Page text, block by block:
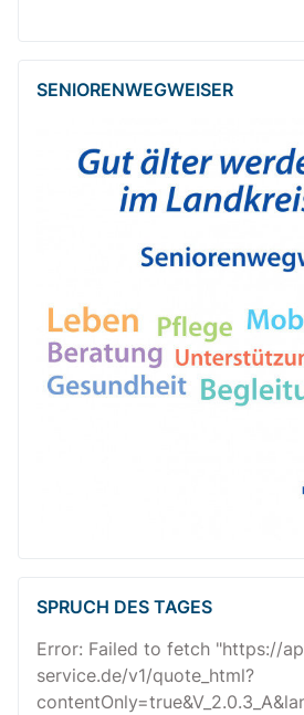
SENIOREN­WEG­WEISER
SPRUCH DES TAGES
Error: Failed to fetch "https://
service.de/v1/quote_html?